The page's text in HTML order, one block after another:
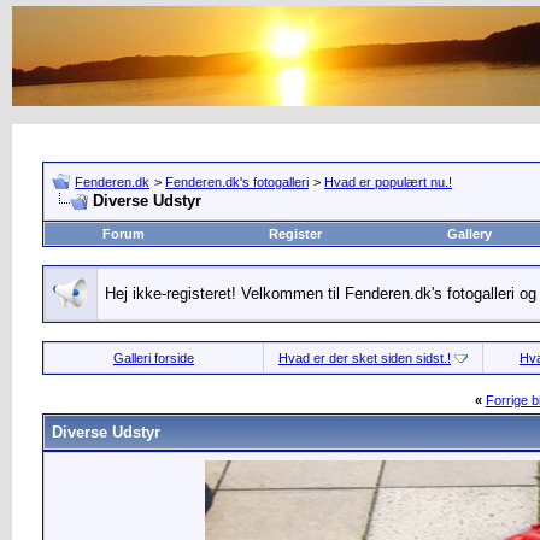
Fenderen.dk > Fenderen.dk's fotogalleri > Hvad er populært nu.!
Diverse Udstyr
Forum Register Gallery
Hej ikke-registeret! Velkommen til Fenderen.dk's fotogalleri
Galleri forside Hvad er der sket siden sidst.!
« Forrige
Diverse Udstyr